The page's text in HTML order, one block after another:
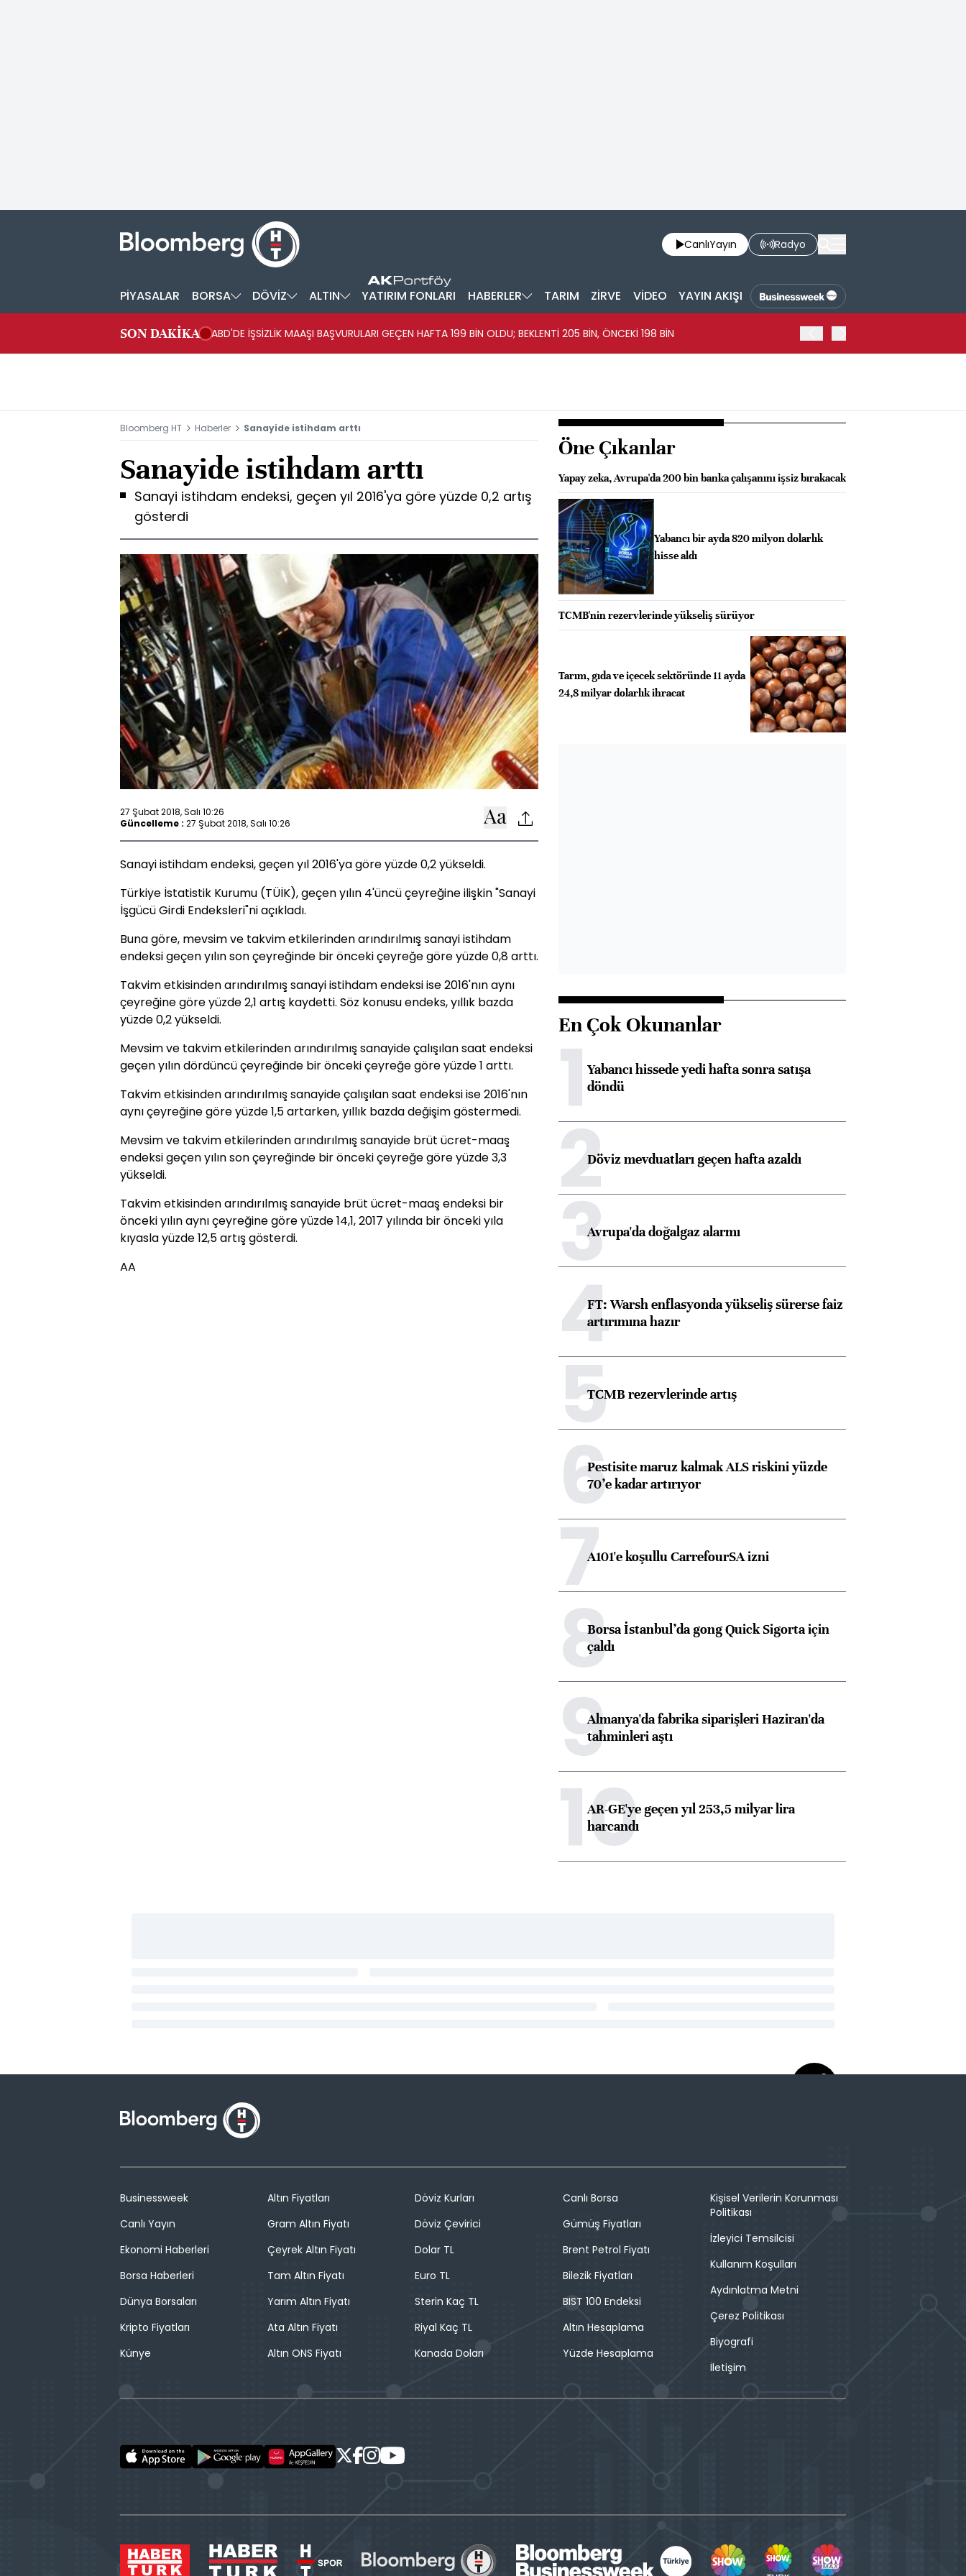
CanlıYayın Radyo
PİYASALAR BORSA DÖVİZ ALTIN YATIRIM FONLARI HABERLER TARIM ZİRVE VİDEO YAYIN AKIŞI
SON DAKİKA ABD'DE İŞSİZLİK MAAŞI BAŞVURULARI GEÇEN HAFTA 199 BİN OLDU; BEKLENTİ 205 BİN, ÖNCEKİ 198 BİN
Bloomberg HT Haberler Sanayide istihdam arttı
Sanayide istihdam arttı
Sanayi istihdam endeksi, geçen yıl 2016'ya göre yüzde 0,2 artış
gösterdi
27 Şubat 2018, Salı 10:26
Güncelleme : 27 Şubat 2018, Salı 10:26
Sanayi istihdam endeksi, geçen yıl 2016'ya göre yüzde 0,2 yükseldi.
Türkiye İstatistik Kurumu (TÜİK), geçen yılın 4'üncü çeyreğine ilişkin "Sanayi
İşgücü Girdi Endeksleri"ni açıkladı.
Buna göre, mevsim ve takvim etkilerinden arındırılmış sanayi istihdam
endeksi geçen yılın son çeyreğinde bir önceki çeyreğe göre yüzde 0,8 arttı.
Takvim etkisinden arındırılmış sanayi istihdam endeksi ise 2016'nın aynı
çeyreğine göre yüzde 2,1 artış kaydetti. Söz konusu endeks, yıllık bazda
yüzde 0,2 yükseldi.
Mevsim ve takvim etkilerinden arındırılmış sanayide çalışılan saat endeksi
geçen yılın dördüncü çeyreğinde bir önceki çeyreğe göre yüzde 1 arttı.
Takvim etkisinden arındırılmış sanayide çalışılan saat endeksi ise 2016'nın
aynı çeyreğine göre yüzde 1,5 artarken, yıllık bazda değişim göstermedi.
Mevsim ve takvim etkilerinden arındırılmış sanayide brüt ücret-maaş
endeksi geçen yılın son çeyreğinde bir önceki çeyreğe göre yüzde 3,3
yükseldi.
Takvim etkisinden arındırılmış sanayide brüt ücret-maaş endeksi bir
önceki yılın aynı çeyreğine göre yüzde 14,1, 2017 yılında bir önceki yıla
kıyasla yüzde 12,5 artış gösterdi.
AA
Öne Çıkanlar
Yapay zeka, Avrupa'da 200 bin banka çalışanını işsiz bırakacak
Yabancı bir ayda 820 milyon dolarlık
hisse aldı
TCMB'nin rezervlerinde yükseliş sürüyor
Tarım, gıda ve içecek sektöründe 11 ayda
24,8 milyar dolarlık ihracat
En Çok Okunanlar
1Yabancı hissede yedi hafta sonra satışa
döndü
2Döviz mevduatları geçen hafta azaldı
3Avrupa'da doğalgaz alarmı
4FT: Warsh enflasyonda yükseliş sürerse faiz
artırımına hazır
5TCMB rezervlerinde artış
6Pestisite maruz kalmak ALS riskini yüzde
70’e kadar artırıyor
7A101'e koşullu CarrefourSA izni
8Borsa İstanbul’da gong Quick Sigorta için
çaldı
9Almanya'da fabrika siparişleri Haziran'da
tahminleri aştı
10
AR-GE'ye geçen yıl 253,5 milyar lira
harcandı
Businessweek
Canlı Yayın
Ekonomi Haberleri
Borsa Haberleri
Dünya Borsaları
Kripto Fiyatları
Künye
Altın Fiyatları
Gram Altın Fiyatı
Çeyrek Altın Fiyatı
Tam Altın Fiyatı
Yarım Altın Fiyatı
Ata Altın Fiyatı
Altın ONS Fiyatı
Döviz Kurları
Döviz Çevirici
Dolar TL
Euro TL
Sterin Kaç TL
Riyal Kaç TL
Kanada Doları
Canlı Borsa
Gümüş Fiyatları
Brent Petrol Fiyatı
Bilezik Fiyatları
BIST 100 Endeksi
Altın Hesaplama
Yüzde Hesaplama
Kişisel Verilerin Korunması
Politikası
İzleyici Temsilcisi
Kullanım Koşulları
Aydınlatma Metni
Çerez Politikası
Biyografi
İletişim